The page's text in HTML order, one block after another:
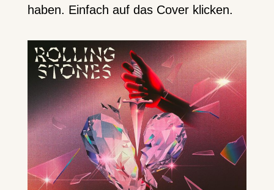
haben. Einfach auf das Cover klicken.